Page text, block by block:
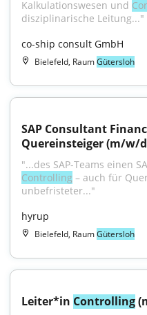
Kalkulationswesen und
disziplinarische Leitung..."
co-ship consult GmbH
Bielefeld, RaumGütersloh
SAP Consultant
Quereinsteiger (m/w/
Controlling – auch für
unbefristeter..."
hyrup
Bielefeld, RaumGütersloh
Leiter*in Controlling